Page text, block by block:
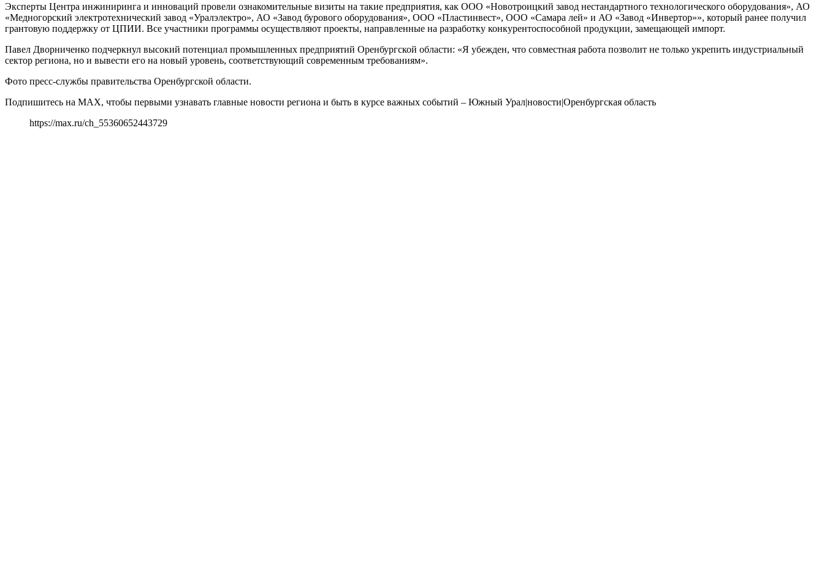
Эксперты Центра инжиниринга и инноваций провели ознакомительные визиты на такие предприятия, как ООО «Новотроицкий завод нестандартного технологического оборудования», АО
«Медногорский электротехнический завод «Уралэлектро», АО «Завод бурового оборудования», ООО «Пластинвест», ООО «Самара лей» и АО «Завод «Инвертор»», который ранее получил
грантовую поддержку от ЦПИИ. Все участники программы осуществляют проекты, направленные на разработку конкурентоспособной продукции, замещающей импорт.
Павел Дворниченко подчеркнул высокий потенциал промышленных предприятий Оренбургской области: «Я убежден, что совместная работа позволит не только укрепить индустриальный
сектор региона, но и вывести его на новый уровень, соответствующий современным требованиям».
Фото пресс-службы правительства Оренбургской области.
Подпишитесь на MAX, чтобы первыми узнавать главные новости региона и быть в курсе важных событий – Южный Урал|новости|Оренбургская область
https://max.ru/ch_55360652443729